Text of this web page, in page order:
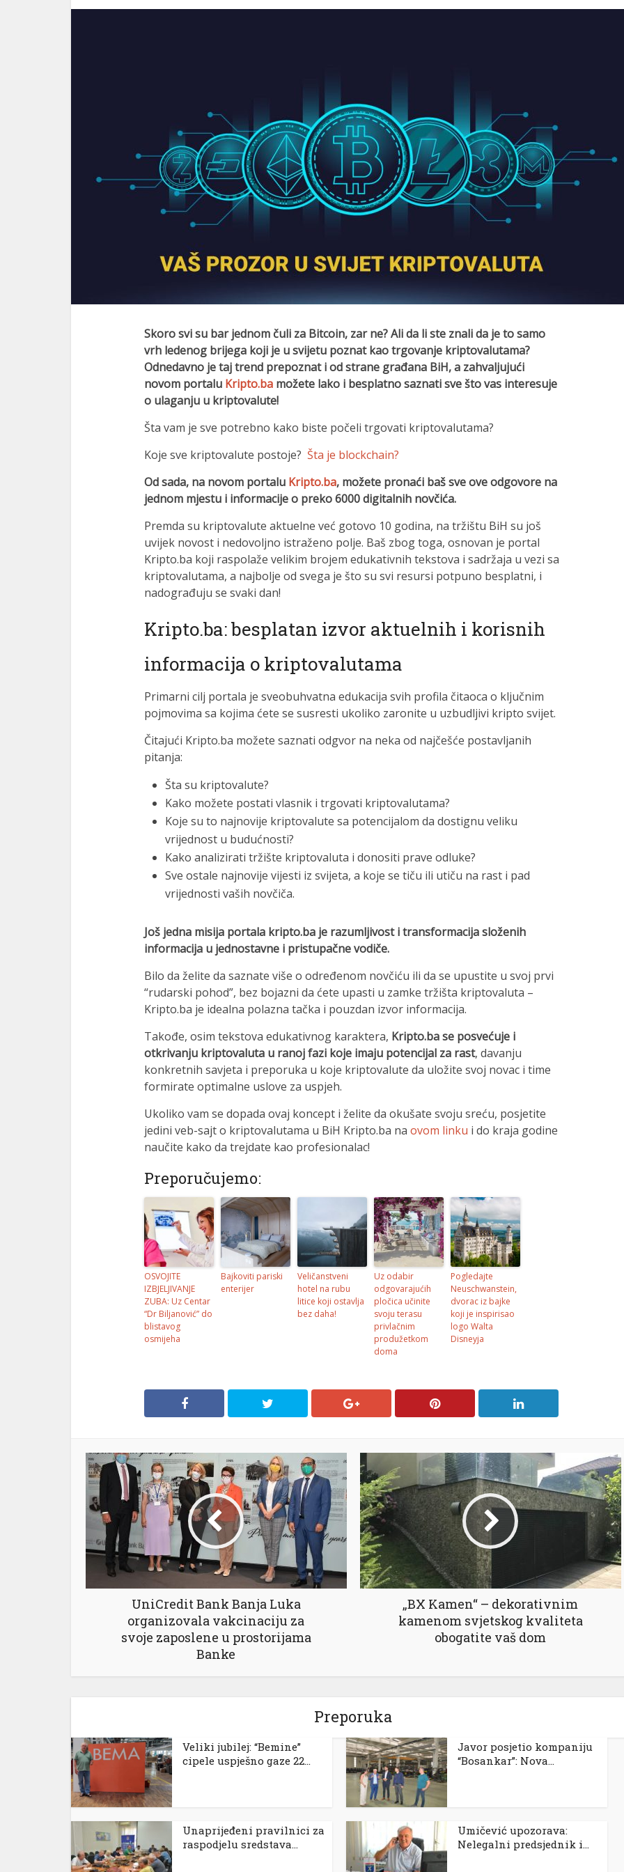
Skoro svi su bar jednom čuli za Bitcoin, zar ne? Ali da li ste znali da je to samo
vrh ledenog brijega koji je u svijetu poznat kao trgovanje kriptovalutama?
Odnedavno je taj trend prepoznat i od strane građana BiH, a zahvaljujući
novom portalu Kripto.ba možete lako i besplatno saznati sve što vas interesuje
o ulaganju u kriptovalute!
Šta vam je sve potrebno kako biste počeli trgovati kriptovalutama?
Koje sve kriptovalute postoje? Šta je blockchain?
Od sada, na novom portalu Kripto.ba, možete pronaći baš sve ove odgovore na
jednom mjestu i informacije o preko 6000 digitalnih novčića.
Premda su kriptovalute aktuelne već gotovo 10 godina, na tržištu BiH su još
uvijek novost i nedovoljno istraženo polje. Baš zbog toga, osnovan je portal
Kripto.ba koji raspolaže velikim brojem edukativnih tekstova i sadržaja u vezi sa
kriptovalutama, a najbolje od svega je što su svi resursi potpuno besplatni, i
nadograđuju se svaki dan!
Kripto.ba: besplatan izvor aktuelnih i korisnih
informacija o kriptovalutama
Primarni cilj portala je sveobuhvatna edukacija svih profila čitaoca o ključnim
pojmovima sa kojima ćete se susresti ukoliko zaronite u uzbudljivi kripto svijet.
Čitajući Kripto.ba možete saznati odgvor na neka od najčešće postavljanih
pitanja:
Šta su kriptovalute?
Kako možete postati vlasnik i trgovati kriptovalutama?
Koje su to najnovije kriptovalute sa potencijalom da dostignu veliku
vrijednost u budućnosti?
Kako analizirati tržište kriptovaluta i donositi prave odluke?
Sve ostale najnovije vijesti iz svijeta, a koje se tiču ili utiču na rast i pad
vrijednosti vaših novčiča.
Još jedna misija portala kripto.ba je razumljivost i transformacija složenih
informacija u jednostavne i pristupačne vodiče.
Bilo da želite da saznate više o određenom novčiću ili da se upustite u svoj prvi
“rudarski pohod”, bez bojazni da ćete upasti u zamke tržišta kriptovaluta –
Kripto.ba je idealna polazna tačka i pouzdan izvor informacija.
Takođe, osim tekstova edukativnog karaktera, Kripto.ba se posvećuje i
otkrivanju kriptovaluta u ranoj fazi koje imaju potencijal za rast, davanju
konkretnih savjeta i preporuka u koje kriptovalute da uložite svoj novac i time
formirate optimalne uslove za uspjeh.
Ukoliko vam se dopada ovaj koncept i želite da okušate svoju sreću, posjetite
jedini veb-sajt o kriptovalutama u BiH Kripto.ba na ovom linku i do kraja godine
naučite kako da trejdate kao profesionalac!
Preporučujemo:
OSVOJITE
IZBJELJIVANJE
ZUBA: Uz Centar
“Dr Biljanović” do
blistavog
osmijeha
Bajkoviti pariski
enterijer
Veličanstveni
hotel na rubu
litice koji ostavlja
bez daha!
Uz odabir
odgovarajućih
pločica učinite
svoju terasu
privlačnim
produžetkom
doma
Pogledajte
Neuschwanstein,
dvorac iz bajke
koji je inspirisao
logo Walta
Disneyja
UniCredit Bank Banja Luka
organizovala vakcinaciju za
svoje zaposlene u prostorijama
Banke
„BX Kamen“ – dekorativnim
kamenom svjetskog kvaliteta
obogatite vaš dom
Preporuka
Veliki jubilej: “Bemine”
cipele uspješno gaze 22...
Javor posjetio kompaniju
“Bosankar”: Nova...
Unaprijeđeni pravilnici za
raspodjelu sredstava...
Umičević upozorava:
Nelegalni predsjednik i...